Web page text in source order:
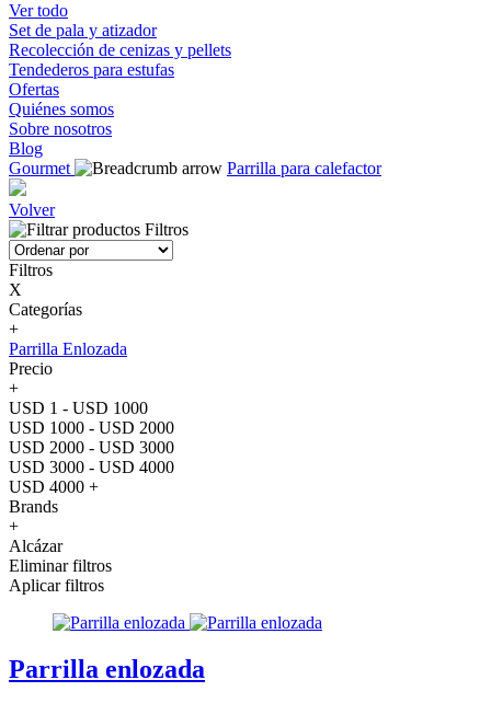
Ver todo
Set de pala y atizador
Recolección de cenizas y pellets
Tendederos para estufas
Ofertas
Quiénes somos
Sobre nosotros
Blog
Gourmet
Parrilla para calefactor
Volver
Filtros
Filtros
X
Categorías
+
Parrilla Enlozada
Precio
+
USD 1 - USD 1000
USD 1000 - USD 2000
USD 2000 - USD 3000
USD 3000 - USD 4000
USD 4000 +
Brands
+
Alcázar
Eliminar filtros
Aplicar filtros
Parrilla enlozada